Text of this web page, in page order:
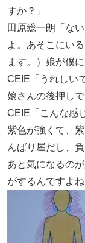
すか？」
田原総一朗「な
よ。あそこにい
ます。）娘が僕
CEIE「うれしい
娘さんの後押し
CEIE「こんな感
紫色が強くて、
んばり屋だし、
あと気になるの
がするんですよね